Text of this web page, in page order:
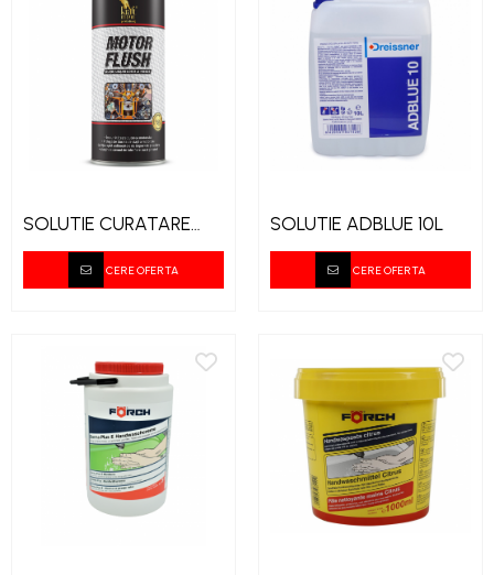
SOLUTIE CURATARE
MOTOR FLASH
CERE OFERTA
SOLUTIE ADBLUE 10L
CERE OFERTA